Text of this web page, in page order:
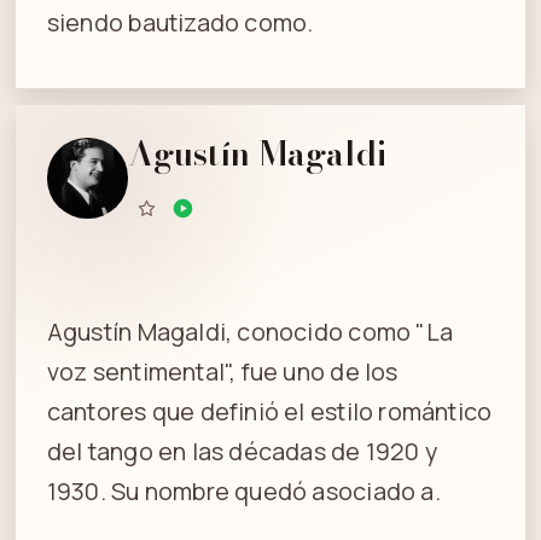
siendo bautizado como.
Agustín Magaldi
Agustín Magaldi, conocido como "La
voz sentimental", fue uno de los
cantores que definió el estilo romántico
del tango en las décadas de 1920 y
1930. Su nombre quedó asociado a.